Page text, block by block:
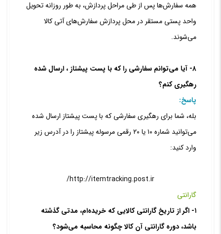
همه سفارش‌‏ها پس از طی مراحل پردازش، به طور روزانه تحویل
واحد پستی مستقر در محل پردازش سفارش‌های آتی کالا
می‏‌شوند.
۸- آیا می‏‌توانم سفارشی را که با پست پیشتاز ، ارسال شده
رهگیری کنم؟
پاسخ:
بله، شما برای رهگیری سفارشی که با پست پیشتاز ارسال شده
می‏‌توانید شماره ۱۰ یا ۲۰ رقمی مرسوله پیشتاز را در آدرس زیر
وارد کنید:
http://itemtracking.post.ir/
گارانتی
۱- اگر از تاریخ گارانتی کالایی که خریده‌‏ام، مدتی گذشته
باشد، دوره گارانتی آن کالا چگونه محاسبه می‌شود؟